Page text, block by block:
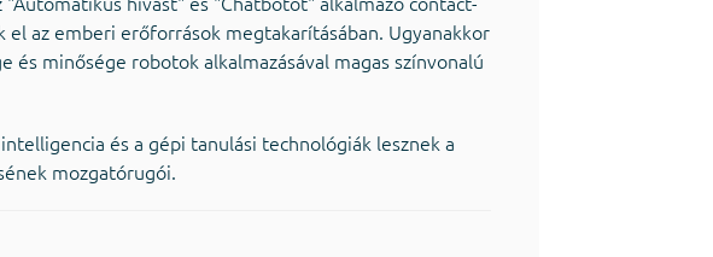
az emberi erőforrások megtakarításában. Ugyanakkor
és minősége robotok alkalmazásával magas színvonalú
és a gépi tanulási technológiák lesznek a
mozgatórugói.